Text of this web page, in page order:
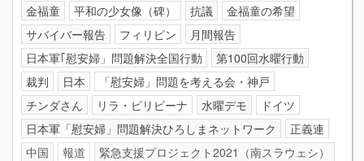
金福童
平和の少女像（碑） 抗議
金福童の希望
サバイバー報告
フィリピン
月間報告
日本軍｢慰安婦」問題解決全国行動
第100回水曜行動
裁判
日本
「慰安婦」問題を考える会・神戸
チンダさん
リラ・ピリピーナ 水曜デモ
ドイツ
日本軍「慰安婦」問題解決ひろしまネットワーク
正義連
中国
報道
緊急支援プロジェクト2021（南スラウェシ）